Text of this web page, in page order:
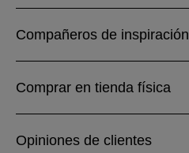
Compañeros de inspiración
Comprar en tienda física
Opiniones de clientes